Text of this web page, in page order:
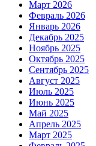
Март 2026
Февраль 2026
Январь 2026
Декабрь 2025
Ноябрь 2025
Октябрь 2025
Сентябрь 2025
Август 2025
Июль 2025
Июнь 2025
Май 2025
Апрель 2025
Март 2025